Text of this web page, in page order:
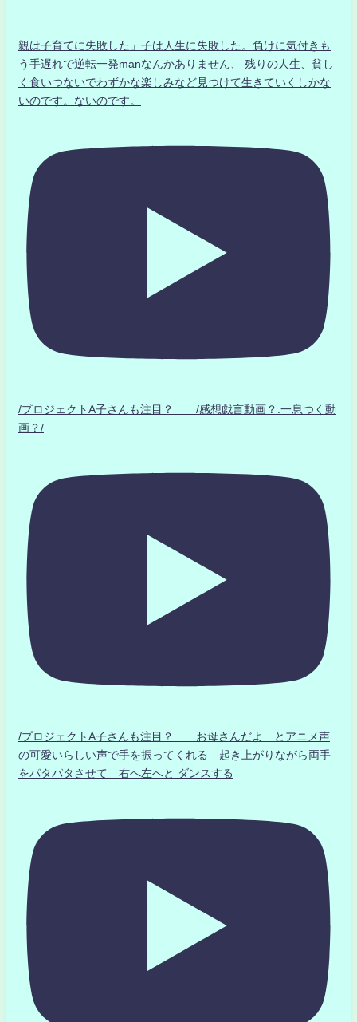
親は子育てに失敗した」子は人生に失敗した。負けに気付きも
う手遅れで逆転一発manなんかありません、 残りの人生、貧し
く食いつないでわずかな楽しみなど見つけて生きていくしかな
いのです。ないのです。
/プロジェクトA子さんも注目？ /感想戯言動画？.一息つく動
画？/
/プロジェクトA子さんも注目？ お母さんだよ とアニメ声
の可愛いらしい声で手を振ってくれる 起き上がりながら両手
をパタパタさせて 右へ左へと ダンスする